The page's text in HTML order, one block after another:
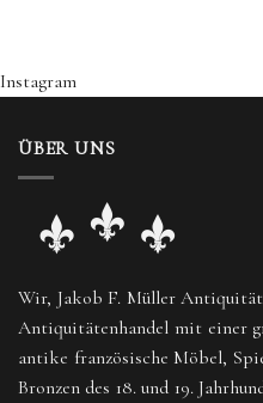
Instagram
ÜBER UNS
Wir, Jakob F. Müller
Antiquitätenhandel mit einer
antike französische Möbel,
Bronzen des 18. und 19.